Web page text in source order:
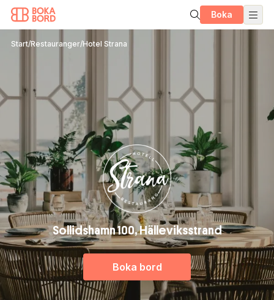
Boka
Start/Restauranger/Hotel Strana
Sollidshamn 100, Hälleviksstrand
Boka bord